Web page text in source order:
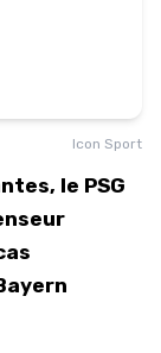
Icon Sport
le PSG